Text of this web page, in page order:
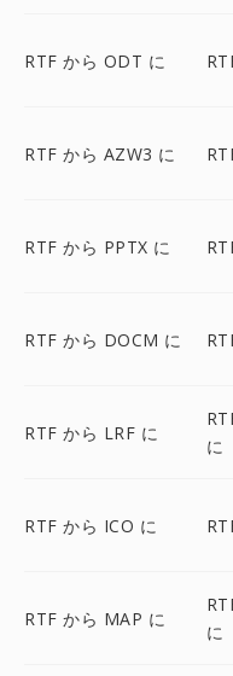
RTF から ODT に
RTF から AZW3 に
RTF から PPTX に
RTF から DOCM に
RTF から LRF に
に
RTF から ICO に
RTF から MAP に
に